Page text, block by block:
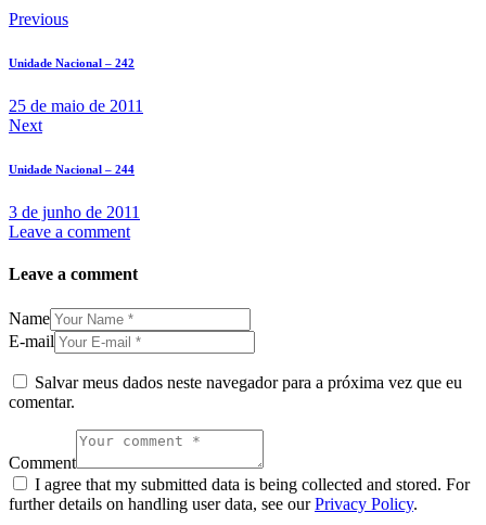
Previous
Unidade Nacional – 242
25 de maio de 2011
Next
Unidade Nacional – 244
3 de junho de 2011
Leave a comment
Leave a comment
Name
E-mail
Salvar meus dados neste navegador para a próxima vez que eu
comentar.
Comment
I agree that my submitted data is being collected and stored. For
further details on handling user data, see ourPrivacy Policy.